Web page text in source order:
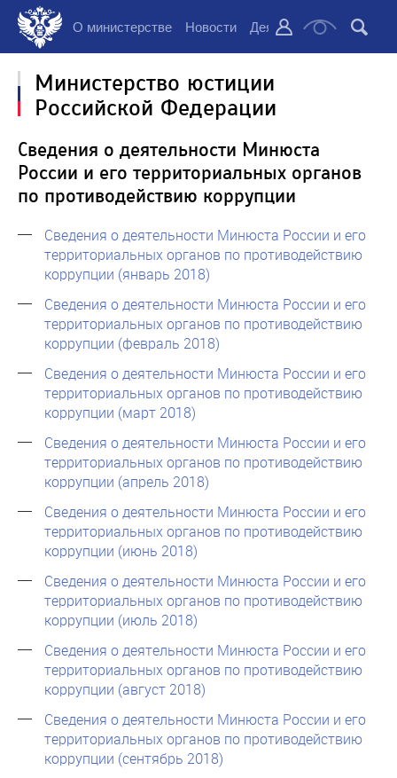
О министерстве Новости Деятельность
Министерство юстиции
Российской Федерации
Сведения о деятельности Минюста
России и его территориальных органов
по противодействию коррупции
Сведения о деятельности Минюста России и его
территориальных органов по противодействию
коррупции (январь 2018)
Сведения о деятельности Минюста России и его
территориальных органов по противодействию
коррупции (февраль 2018)
Сведения о деятельности Минюста России и его
территориальных органов по противодействию
коррупции (март 2018)
Сведения о деятельности Минюста России и его
территориальных органов по противодействию
коррупции (апрель 2018)
Сведения о деятельности Минюста России и его
территориальных органов по противодействию
коррупции (июнь 2018)
Сведения о деятельности Минюста России и его
территориальных органов по противодействию
коррупции (июль 2018)
Сведения о деятельности Минюста России и его
территориальных органов по противодействию
коррупции (август 2018)
Сведения о деятельности Минюста России и его
территориальных органов по противодействию
коррупции (сентябрь 2018)